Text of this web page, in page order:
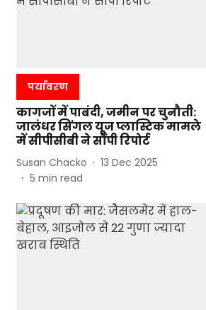
पर्यावरण
कागजों में पाबंदी, जमीन पर चुनौती:
जालंधर सिंगल यूज प्लास्टिक मामले
में सीपीसीबी ने सौंपी रिपोर्ट
Susan Chacko
13 Dec 2025
5 min read